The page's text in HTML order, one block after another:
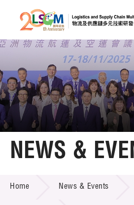
Skip to content
A A
Home
Technology Transfer
NEWS &
Home News & Events